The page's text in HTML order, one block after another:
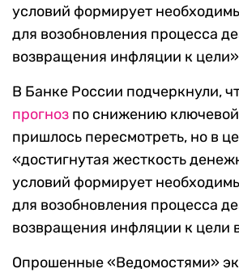
условий формирует
для возобновления процесса
возвращения инфляции к
В Банке России подчеркнули,
прогноз по снижению ключевой
пришлось пересмотреть, но в
«достигнутая жесткость
условий формирует
для возобновления процесса
возвращения инфляции к цели
Опрошенные «Ведомостями»